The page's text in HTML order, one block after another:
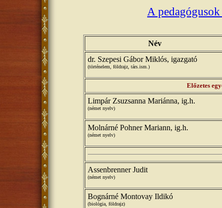
A
Név
dr. Szepesi Gábor Miklós, igazgató
(történelem, földrajz, társ.ism.)
Előzetes
Limpár Zsuzsanna Mariánna, ig.h.
(német nyelv)
Molnárné Pohner Mariann, ig.h.
(német nyelv)
Assenbrenner Judit
(német nyelv)
Bognárné Montovay Ildikó
(biológia, földrajz)